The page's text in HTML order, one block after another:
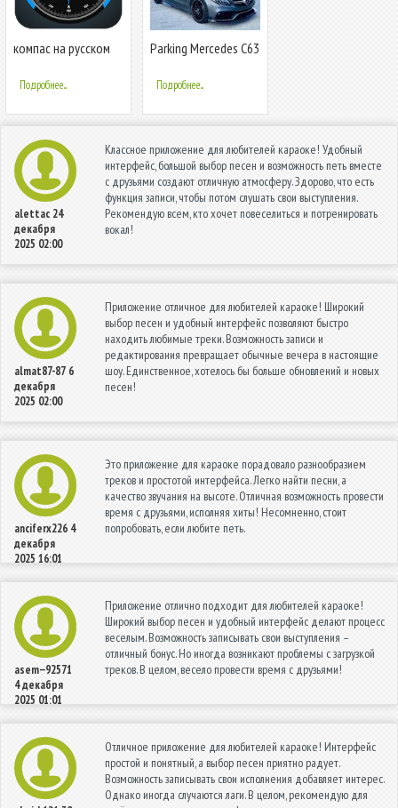
компас на русском
интернета gps
компас
Подробнее...
Parking Mercedes C63
Подробнее...
alettac 24
декабря
2025 02:00
Классное приложение для любителей караоке! Удобный
интерфейс, большой выбор песен и возможность петь вместе
с друзьями создают отличную атмосферу. Здорово, что есть
функция записи, чтобы потом слушать свои выступления.
Рекомендую всем, кто хочет повеселиться и потренировать
вокал!
almat87-87 6
декабря
2025 02:00
Приложение отличное для любителей караоке! Широкий
выбор песен и удобный интерфейс позволяют быстро
находить любимые треки. Возможность записи и
редактирования превращает обычные вечера в настоящие
шоу. Единственное, хотелось бы больше обновлений и новых
песен!
anciferx226 4
декабря
2025 16:01
Это приложение для караоке порадовало разнообразием
треков и простотой интерфейса. Легко найти песни, а
качество звучания на высоте. Отличная возможность провести
время с друзьями, исполняя хиты! Несомненно, стоит
попробовать, если любите петь.
asem--92571
4 декабря
2025 01:01
Приложение отлично подходит для любителей караоке!
Широкий выбор песен и удобный интерфейс делают процесс
веселым. Возможность записывать свои выступления –
отличный бонус. Но иногда возникают проблемы с загрузкой
треков. В целом, весело провести время с друзьями!
Отличное приложение для любителей караоке! Интерфейс
простой и понятный, а выбор песен приятно радует.
Возможность записывать свои исполнения добавляет интерес.
Однако иногда случаются лаги. В целом, рекомендую для